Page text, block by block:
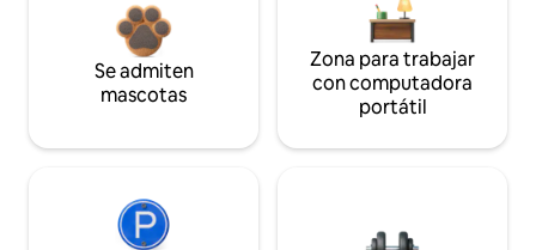
Se admiten
mascotas
Zona para trabajar
con computadora
portátil